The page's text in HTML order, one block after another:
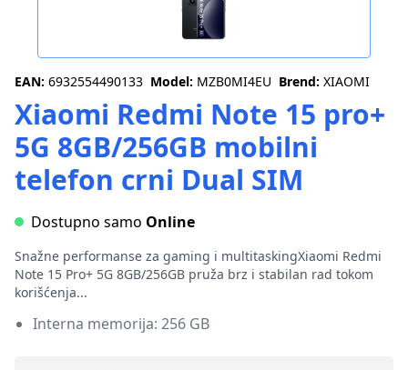
EAN: 6932554490133 Model: MZB0MI4EU Brend: XIAOMI
Xiaomi Redmi Note 15 pro+
5G 8GB/256GB mobilni
telefon crni Dual SIM
Dostupno samo Online
Snažne performanse za gaming i multitaskingXiaomi Redmi
Note 15 Pro+ 5G 8GB/256GB pruža brz i stabilan rad tokom
korišćenja...
Interna memorija: 256 GB